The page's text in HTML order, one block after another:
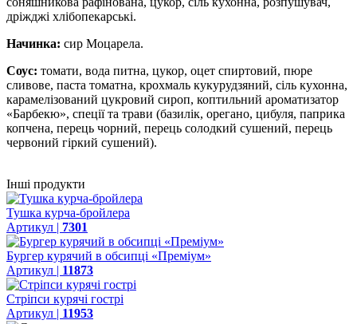
дріжджі хлібопекарські.
Начинка: сир Моцарела.
Соус: томати, вода питна, цукор, оцет спиртовий, пюре
сливове, паста томатна, крохмаль кукурудзяний, сіль кухонна,
карамелізований цукровий сироп, коптильний ароматизатор
«Барбекю», спеції та трави (базилік, орегано, цибуля, паприка
копчена, перець чорний, перець солодкий сушений, перець
червоний гіркий сушений).
Інші продукти
Тушка курча-бройлера
Артикул | 7301
Бургер курячий в обсипці «Преміум»
Артикул | 11873
Стріпси курячі гострі
Артикул | 11953